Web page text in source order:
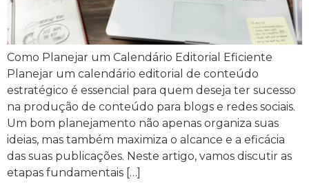
Como Planejar um Calendário Editorial Eficiente
Planejar um calendário editorial de conteúdo
estratégico é essencial para quem deseja ter sucesso
na produção de conteúdo para blogs e redes sociais.
Um bom planejamento não apenas organiza suas
ideias, mas também maximiza o alcance e a eficácia
das suas publicações. Neste artigo, vamos discutir as
etapas fundamentais […]